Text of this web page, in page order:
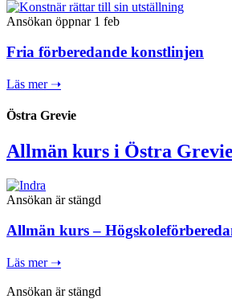
Ansökan öppnar 1 feb
Fria förberedande konstlinjen
Läs mer ➝
Östra Grevie
Allmän kurs i Östra Grevie
Ansökan är stängd
Allmän kurs –
Läs mer ➝
Ansökan är stängd